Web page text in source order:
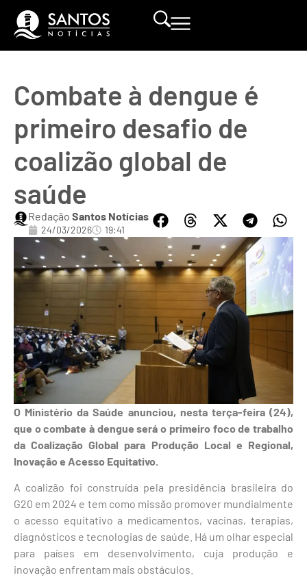
Combate à dengue é
primeiro desafio de
coalizão global de
saúde
Redação Santos Notícias
24/03/2026 19:41
O Ministério da Saúde anunciou, nesta terça-feira (24),
que o combate à dengue será o primeiro foco de trabalho
da Coalização Global para Produção Local e Regional,
Inovação e Acesso Equitativo.
A coalizão foi construída pela presidência brasileira do
G20 em 2024 e tem como missão promover mundialmente
o acesso equitativo a medicamentos, vacinas, terapias,
diagnósticos e tecnologias de saúde. Há um olhar especial
para países em desenvolvimento, cuja produção e
inovação enfrentam mais obstáculos.